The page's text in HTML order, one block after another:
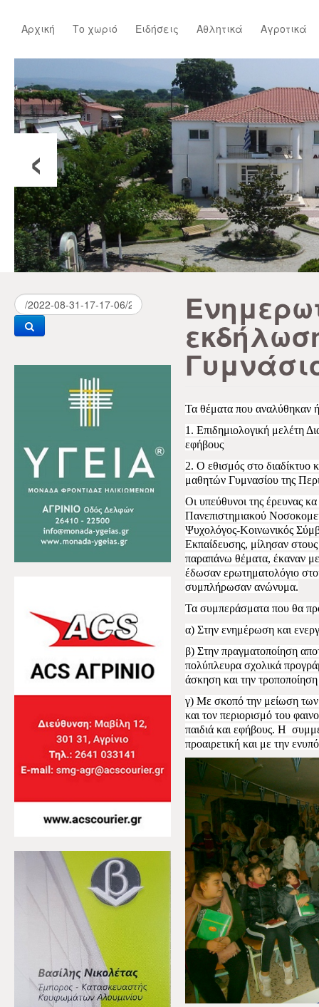
Αρχική Το χωριό Ειδήσεις Αθλητικά Αγροτικά
‹
Τα θέματα που αναλύθηκαν
1. Επιδημιολογική μελέτη
εφήβους
2. Ο εθισμός στο διαδίκτυο
μαθητών Γυμνασίου της
Οι υπεύθυνοι της έρευνας κα
Πανεπιστημιακού
Ψυχολόγος-Κοινωνικός
Εκπαίδευσης, μίλησαν στους
παραπάνω θέματα, έκαναν
έδωσαν ερωτηματολόγιο
συμπλήρωσαν ανώνυμα.
Τα συμπεράσματα που θα
α) Στην ενημέρωση και
β) Στην πραγματοποίηση
πολύπλευρα σχολικά
άσκηση και την
γ) Με σκοπό την μείωση των
και τον περιορισμό του
παιδιά και εφήβους. Η
προαιρετική και με την